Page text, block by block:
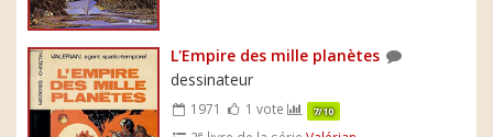
L'Empire des mille planètes
dessinateur
1971 1 vote 7/10
e